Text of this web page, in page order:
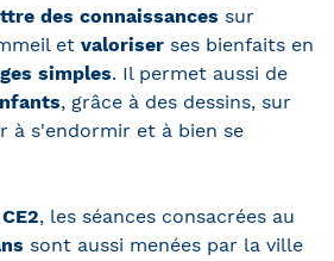
des connaissances sur
et valoriser ses bienfaits en
simples. Il permet aussi de
, grâce à des dessins, sur
à s'endormir et à bien se
CE2, les séances consacrées au
sont aussi menées par la ville